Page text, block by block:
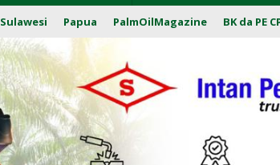
Sulawesi Papua PalmOilMagazine BK da PE